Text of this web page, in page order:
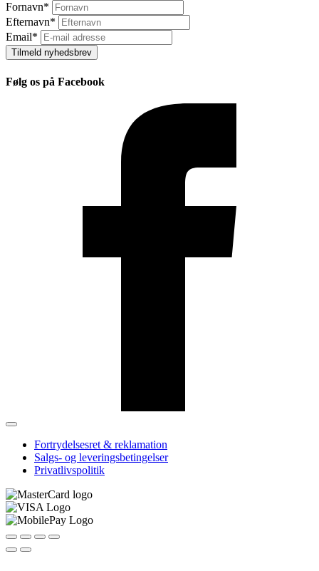
Fornavn*
Efternavn*
Email*
Tilmeld nyhedsbrev
Følg os på Facebook
Fortrydelsesret & reklamation
Salgs- og leveringsbetingelser
Privatlivspolitik